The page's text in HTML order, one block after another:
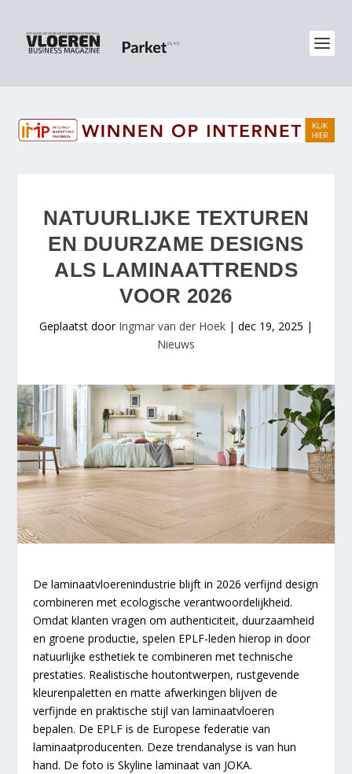
NATUURLIJKE TEXTUREN
EN DUURZAME DESIGNS
ALS LAMINAATTRENDS
VOOR 2026
Geplaatst door Ingmar van der Hoek | dec 19, 2025 |
Nieuws
De laminaatvloerenindustrie blijft in 2026 verfijnd design
combineren met ecologische verantwoordelijkheid.
Omdat klanten vragen om authenticiteit, duurzaamheid
en groene productie, spelen EPLF-leden hierop in door
natuurlijke esthetiek te combineren met technische
prestaties. Realistische houtontwerpen, rustgevende
kleurenpaletten en matte afwerkingen blijven de
verfijnde en praktische stijl van laminaatvloeren
bepalen. De EPLF is de Europese federatie van
laminaatproducenten. Deze trendanalyse is van hun
hand. De foto is Skyline laminaat van JOKA.